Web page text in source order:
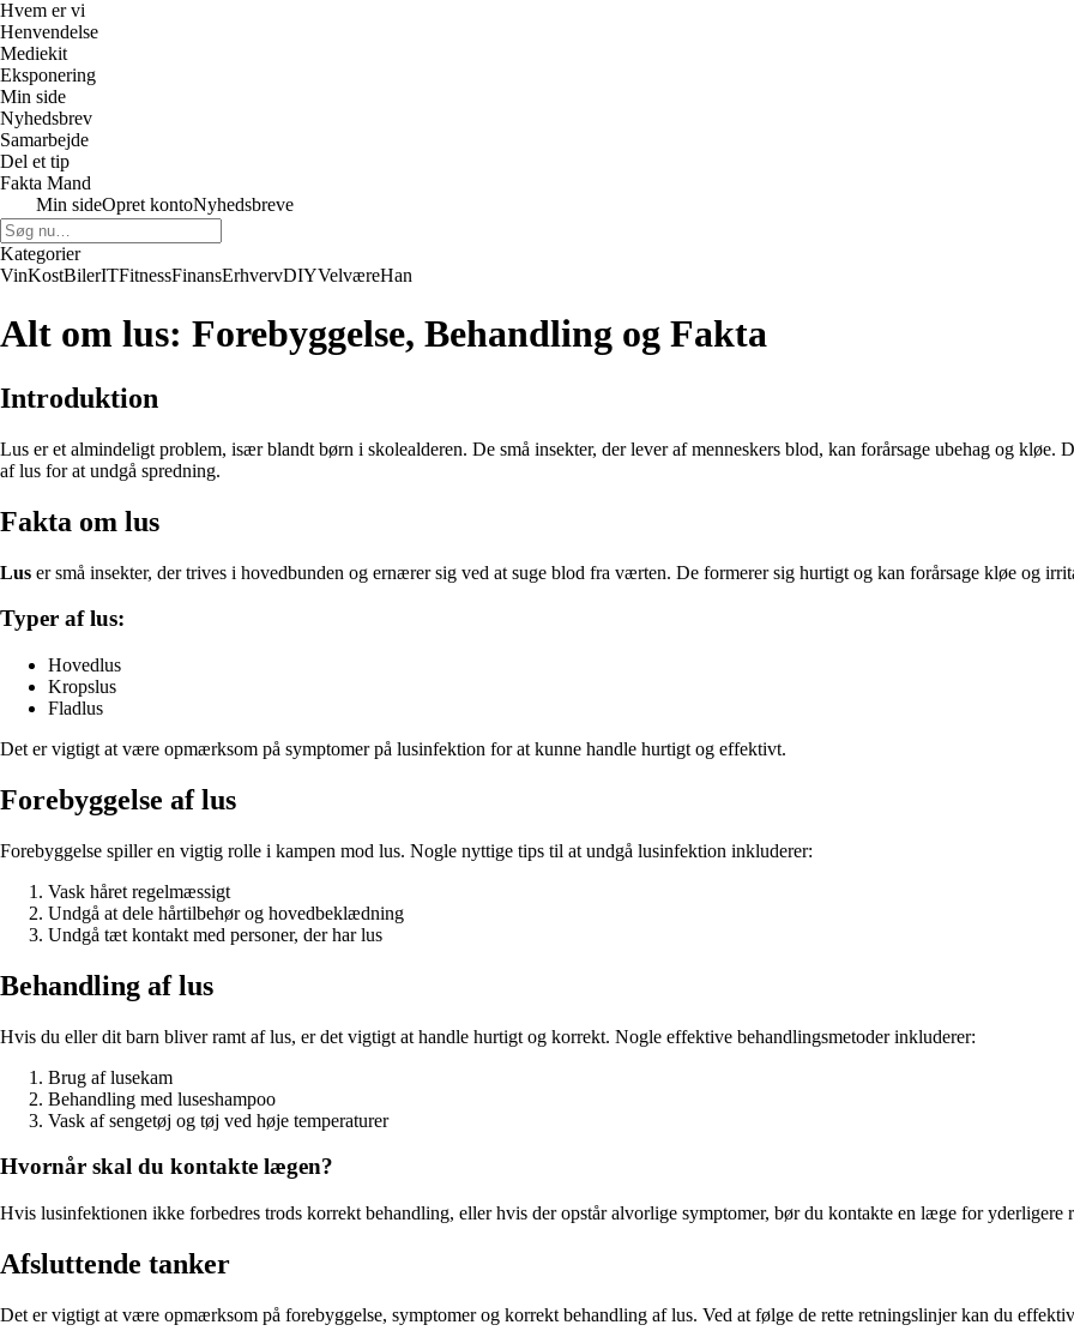
Hvem er vi
Henvendelse
Mediekit
Eksponering
Min side
Nyhedsbrev
Samarbejde
Del et tip
Fakta Mand
Min sideOpret kontoNyhedsbreve
Kategorier
VinKostBilerITFitnessFinansErhvervDIYVelværeHan
Alt om lus: Forebyggelse, Behandling og Fakta
Introduktion
Lus er et almindeligt problem, især blandt børn i skolealderen. De små insekter, der lever af menneskers blod, kan forårsage ubehag og
af lus for at undgå spredning.
Fakta om lus
Lus er små insekter, der trives i hovedbunden og ernærer sig ved at suge blod fra værten. De formerer sig hurtigt og kan forårsage kløe og
Typer af lus:
Hovedlus
Kropslus
Fladlus
Det er vigtigt at være opmærksom på symptomer på lusinfektion for at kunne handle hurtigt og effektivt.
Forebyggelse af lus
Forebyggelse spiller en vigtig rolle i kampen mod lus. Nogle nyttige tips til at undgå lusinfektion inkluderer:
Vask håret regelmæssigt
Undgå at dele hårtilbehør og hovedbeklædning
Undgå tæt kontakt med personer, der har lus
Behandling af lus
Hvis du eller dit barn bliver ramt af lus, er det vigtigt at handle hurtigt og korrekt. Nogle effektive behandlingsmetoder inkluderer:
Brug af lusekam
Behandling med luseshampoo
Vask af sengetøj og tøj ved høje temperaturer
Hvornår skal du kontakte lægen?
Hvis lusinfektionen ikke forbedres trods korrekt behandling, eller hvis der opstår alvorlige symptomer, bør du kontakte en læge for yderligere
Afsluttende tanker
Det er vigtigt at være opmærksom på forebyggelse, symptomer og korrekt behandling af lus. Ved at følge de rette retningslinjer kan du